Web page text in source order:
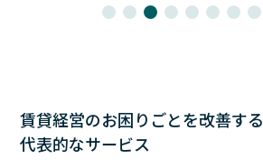
賃貸経営のお困りごとを改善する
代表的なサービス